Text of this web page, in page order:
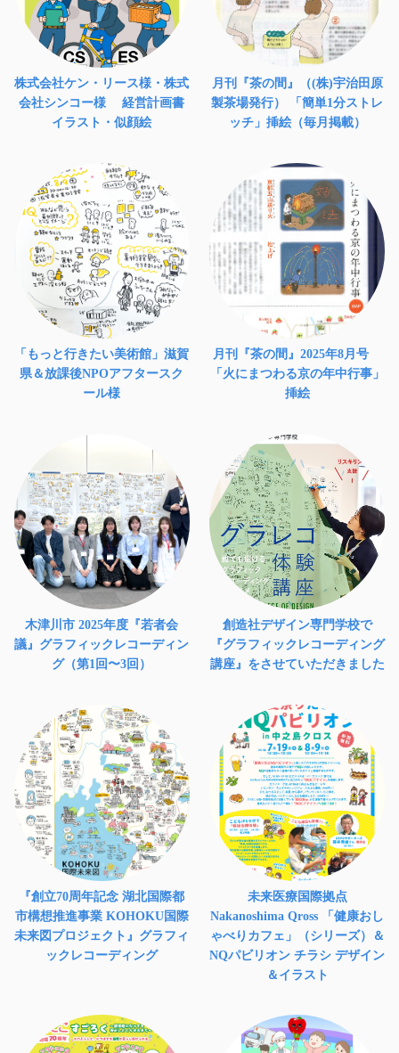
株式会社ケン・リース様・株式
会社シンコー様 経営計画書
イラスト・似顔絵
月刊『茶の間』（(株)宇治田原
製茶場発行） 「簡単1分ストレ
ッチ」挿絵（毎月掲載）
「もっと行きたい美術館」滋賀
県＆放課後NPOアフタースク
ール様
月刊『茶の間』2025年8月号
「火にまつわる京の年中行事」
挿絵
木津川市 2025年度『若者会
議』グラフィックレコーディン
グ（第1回〜3回）
創造社デザイン専門学校で
『グラフィックレコーディング
講座』をさせていただきました
『創立70周年記念 湖北国際都
市構想推進事業 KOHOKU国際
未来図プロジェクト』グラフィ
ックレコーディング
未来医療国際拠点
Nakanoshima Qross 「健康おし
ゃべりカフェ」（シリーズ）＆
NQパビリオン チラシ デザイン
＆イラスト